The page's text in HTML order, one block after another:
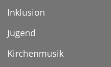
Inklusion
Jugend
Kirchenmusik